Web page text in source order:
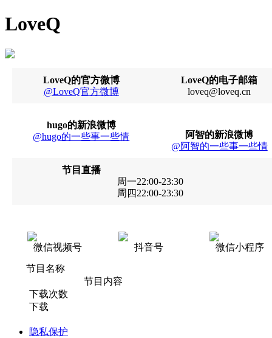
LoveQ
LoveQ的电子邮箱
loveq@loveq.cn
LoveQ的官方微博
@LoveQ官方微博
阿智的新浪微博
@阿智的一些事一些情
hugo的新浪微博
@hugo的一些事一些情
节目直播
周一22:00-23:30
周四22:00-23:30
微信视频号 抖音号 微信小程序
节目名称
节目内容
下载次数
下载
隐私保护